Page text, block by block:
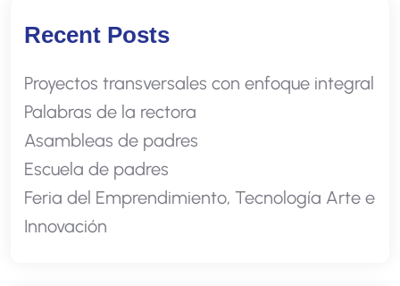
Recent Posts
Proyectos transversales con enfoque integral
Palabras de la rectora
Asambleas de padres
Escuela de padres
Feria del Emprendimiento, Tecnología Arte e
Innovación